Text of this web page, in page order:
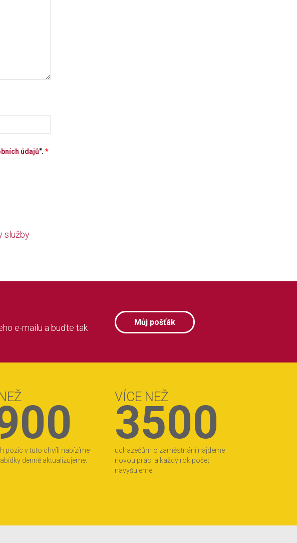
údajů". *
služby
e-mailu a buďte tak
Můj pošťák
pozic v tuto chvíli nabízíme
denně aktualizujeme.
VÍCE NEŽ
3500
uchazečům o zaměstnání najdeme
novou práci a každý rok počet
navyšujeme.